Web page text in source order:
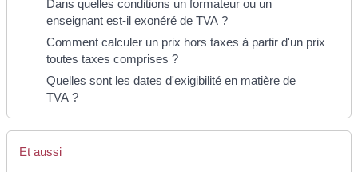
Dans quelles conditions un formateur ou un
enseignant est-il exonéré de TVA ?
Comment calculer un prix hors taxes à partir d'un prix
toutes taxes comprises ?
Quelles sont les dates d'exigibilité en matière de
TVA ?
Et aussi